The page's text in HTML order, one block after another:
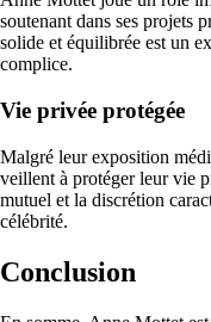
soutenant dans ses projets
solide et équilibrée est un
complice.
Vie privée protégée
Malgré leur exposition
veillent à protéger leur vie
mutuel et la discrétion
célébrité.
Conclusion